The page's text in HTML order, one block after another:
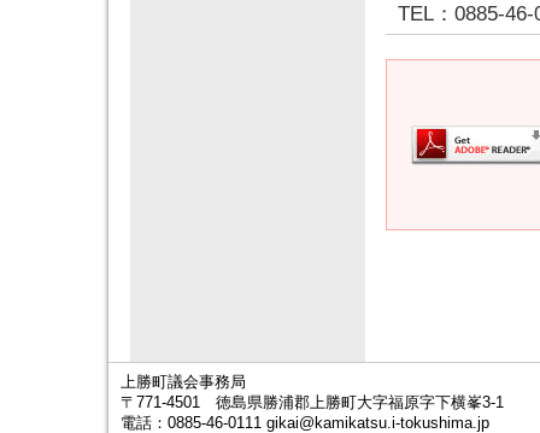
TEL ：0885-46-
上勝町議会事務局
〒771-4501 徳島県勝浦郡上勝町大字福原字下横峯3-1
電話：0885-46-0111 gikai@kamikatsu.i-tokushima.jp